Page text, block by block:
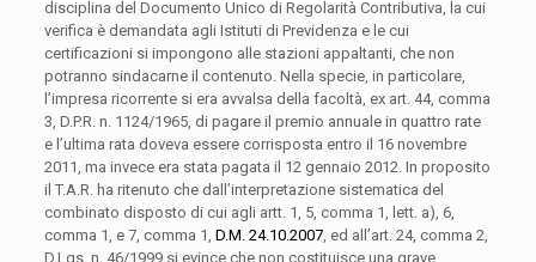
disciplina del Documento Unico di Regolarità Contributiva, la cui
verifica è demandata agli Istituti di Previdenza e le cui
certificazioni si impongono alle stazioni appaltanti, che non
potranno sindacarne il contenuto. Nella specie, in particolare,
l’impresa ricorrente si era avvalsa della facoltà, ex art. 44, comma
3, D.P.R. n. 1124/1965, di pagare il premio annuale in quattro rate
e l’ultima rata doveva essere corrisposta entro il 16 novembre
2011, ma invece era stata pagata il 12 gennaio 2012. In proposito
il T.A.R. ha ritenuto che dall’interpretazione sistematica del
combinato disposto di cui agli artt. 1, 5, comma 1, lett. a), 6,
comma 1, e 7, comma 1, D.M. 24.10.2007, ed all’art. 24, comma 2,
D.Lgs. n. 46/1999 si evince che non costituisce una grave